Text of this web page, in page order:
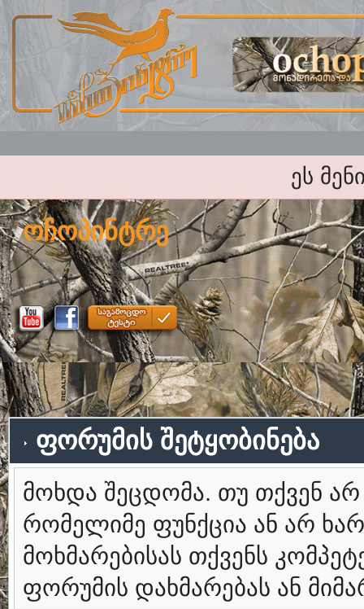
ეს
ოჩოპინტრე
ფორუმის შეტყობინება
მოხდა შეცდომა. თუ თქვენ
რომელიმე ფუნქცია ან არ
მოხმარებისას თქვენს
ფორუმის დახმარებას ან